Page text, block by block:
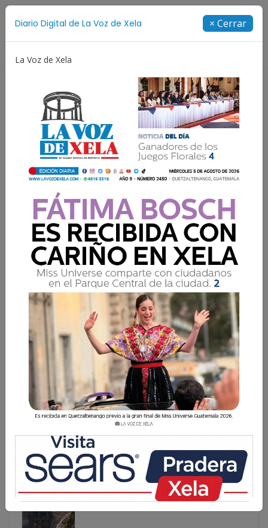
Diario Digital de La Voz de Xela × Cerrar
La Voz de Xela
Resultados para:#Quetzaltenango
CAPTURAN A MUJER POR EXTORSIÓN EN
ALLANAMIENTO EN ZONA 10 DE XELA
Durante el amanecer de este jueves 28 de mayo, agentes
de la División Nacional Contra el Desarrollo Criminal de
las Pandillas (Dipanda) de la Policía Nacional Civil (PNC),
delegación Quetzaltenango, capturaron a Mariela “N&
Durante el amanecer de este jueves 28 de mayo,
agentes de la División Nacional Contra el Desarrollo
Criminal de las Pandillas (Dipanda) de la Policía
Nacional Civil (PNC), delegación Quetzaltenango,
capturaron a Mariela “N&...